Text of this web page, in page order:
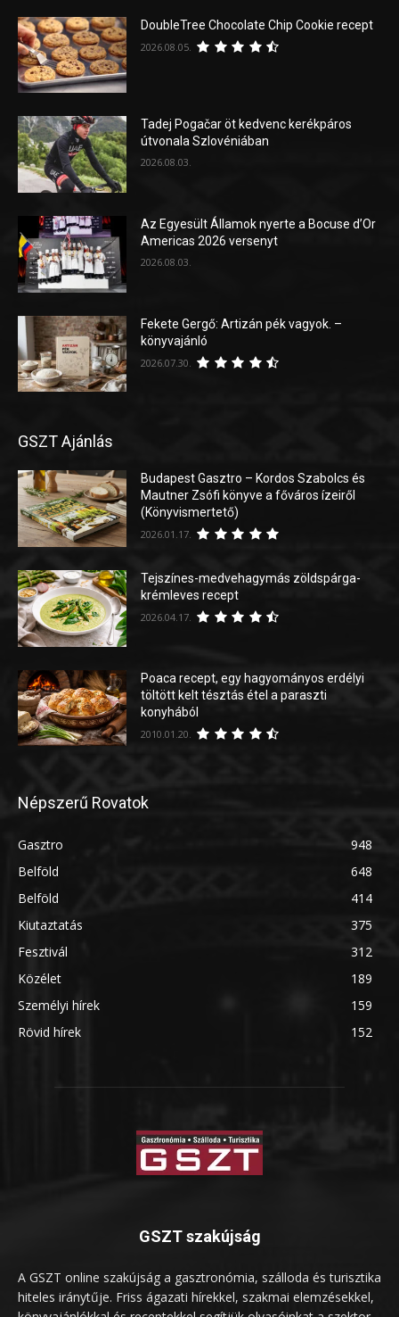
DoubleTree Chocolate Chip Cookie recept
2026.08.05.
Tadej Pogačar öt kedvenc kerékpáros
útvonala Szlovéniában
2026.08.03.
Az Egyesült Államok nyerte a Bocuse d’Or
Americas 2026 versenyt
2026.08.03.
Fekete Gergő: Artizán pék vagyok. –
könyvajánló
2026.07.30.
GSZT Ajánlás
Budapest Gasztro – Kordos Szabolcs és
Mautner Zsófi könyve a főváros ízeiről
(Könyvismertető)
2026.01.17.
Tejszínes-medvehagymás zöldspárga-
krémleves recept
2026.04.17.
Poaca recept, egy hagyományos erdélyi
töltött kelt tésztás étel a paraszti
konyhából
2010.01.20.
Népszerű Rovatok
Gasztro
948
Belföld
648
Belföld
414
Kiutaztatás
375
Fesztivál
312
Közélet
189
Személyi hírek
159
Rövid hírek
152
GSZT szakújság
A GSZT online szakújság a gasztronómia, szálloda és turisztika
hiteles iránytűje. Friss ágazati hírekkel, szakmai elemzésekkel,